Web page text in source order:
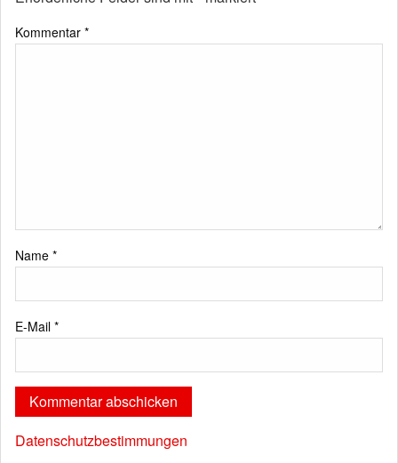
Kommentar *
Name *
E-Mail *
Datenschutzbestimmungen